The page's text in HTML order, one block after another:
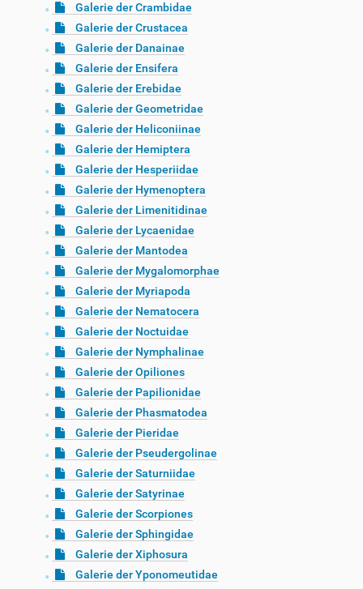
Galerie der Crambidae
Galerie der Crustacea
Galerie der Danainae
Galerie der Ensifera
Galerie der Erebidae
Galerie der Geometridae
Galerie der Heliconiinae
Galerie der Hemiptera
Galerie der Hesperiidae
Galerie der Hymenoptera
Galerie der Limenitidinae
Galerie der Lycaenidae
Galerie der Mantodea
Galerie der Mygalomorphae
Galerie der Myriapoda
Galerie der Nematocera
Galerie der Noctuidae
Galerie der Nymphalinae
Galerie der Opiliones
Galerie der Papilionidae
Galerie der Phasmatodea
Galerie der Pieridae
Galerie der Pseudergolinae
Galerie der Saturniidae
Galerie der Satyrinae
Galerie der Scorpiones
Galerie der Sphingidae
Galerie der Xiphosura
Galerie der Yponomeutidae